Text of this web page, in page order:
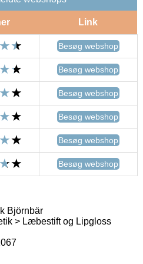
Link
Besøg webshop
Besøg webshop
Besøg webshop
Besøg webshop
Besøg webshop
Besøg webshop
Björnbär
> Læbestift og Lipgloss